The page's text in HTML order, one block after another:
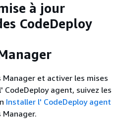
à jour
CodeDeploy
Manager et activer les mises
agent, suivez les
Installer l' CodeDeploy agent
Manager.